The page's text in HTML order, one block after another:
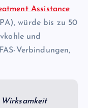
Assistance
würde bis zu 50
und
Verbindungen,